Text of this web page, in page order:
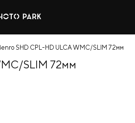
SHD CPL-HD ULCA WMC/SLIM 72мм
SLIM 72мм